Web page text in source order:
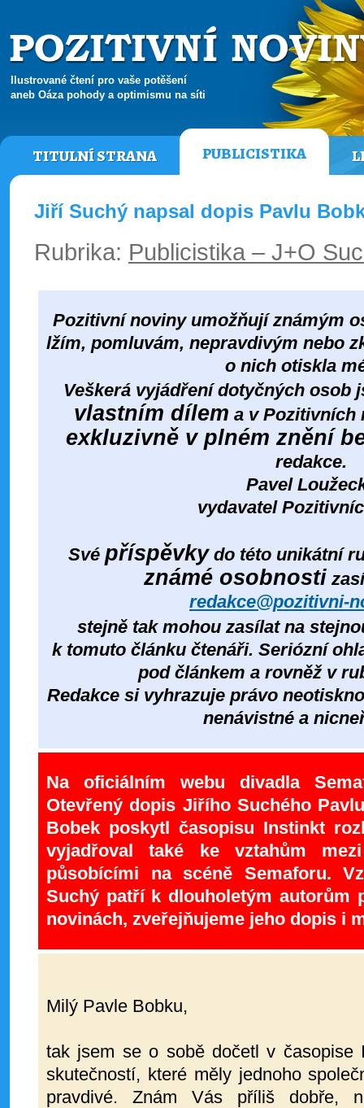
Ilustrované čtení pro vaše potěšení
aneb Oáza pohody a optimismu na síti
TITULNÍ STRANA PUBLICISTIKA
Jiří Suchý napsal dopis Pavlu
Rubrika: Publicistika – J+O
Pozitivní noviny umožňují známým
lžím, pomluvám, nepravdivým nebo
o nich otiskla
Veškerá vyjádření dotyčných osob
vlastním dílem a v Pozitivních
exkluzivně v plném znění
redakce.
Pavel
vydavatel
Své příspěvkydo této unikátní
známé osobnosti
redakce@pozitivni-
stejně tak mohou zasílat na
k tomuto článku čtenáři. Seriózní
pod článkem a rovněž v
Redakce si vyhrazuje právo
nenávistné a
Na oficiálním webu divadla
Otevřený dopis Jiřího Suchého
Bobek poskytl časopisu Instinkt
vyjadřoval také ke vztahům
působícími na scéně Semaforu.
Suchý patří k dlouholetým autorům
novinách, zveřejňujeme jeho dopis i
Milý Pavle Bobku,
tak jsem se o sobě dočetl v časopise
skutečností, které měly jednoho
pravdivé. Znám Vás příliš dobře,